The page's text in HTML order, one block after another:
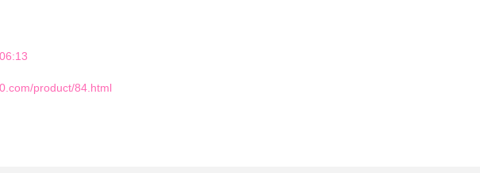
product/84.html